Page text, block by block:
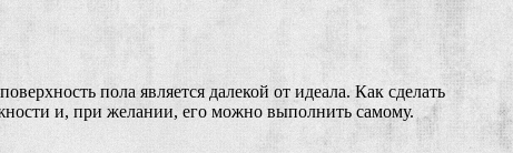
пола является далекой от идеала. Как сделать
и, при желании, его можно выполнить самому.